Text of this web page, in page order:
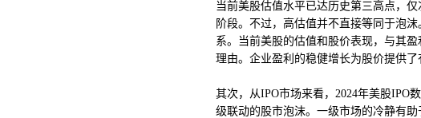
当前美股估值水平已达历史第三高点，
阶段。不过，高估值并不直接等同于泡
系。当前美股的估值和股价表现，与其
理由。企业盈利的稳健增长为股价提供
其次，从IPO市场来看，2024年美股IPO
级联动的股市泡沫。一级市场的冷静有